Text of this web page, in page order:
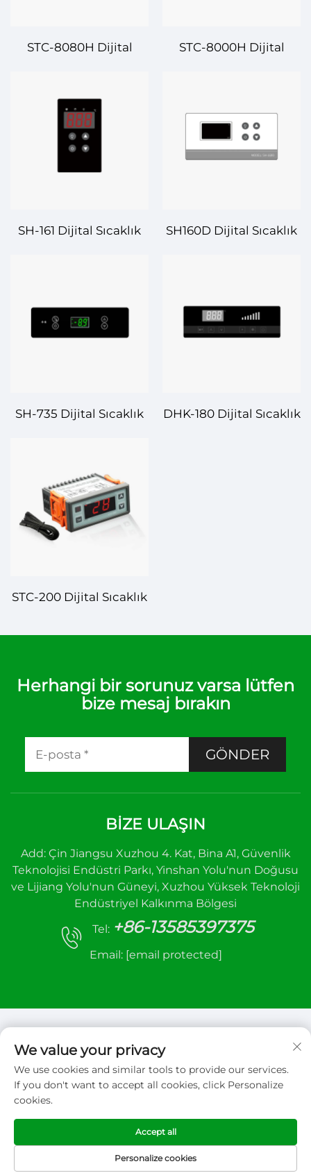
STC-8080H Dijital
için Gelişmiş Sıcaklık
Kontrolü
STC-8000H Dijital
Uygulamaları için
Gelişmiş Sıcaklık
Kontrolü
SH-161 Dijital Sıcaklık
Sıcaklık Düzenlemesi
SH160D Dijital Sıcaklık
Hassasiyet ve
Güvenilirlik
SH-735 Dijital Sıcaklık
Kontrolü Çözümü
DHK-180 Dijital Sıcaklık
STC-200 Dijital Sıcaklık
Uygulamalar için
Yönetimi
Herhangi bir sorunuz varsa lütfen
bize mesaj bırakın
GÖNDER
BIZE ULAŞIN
Add: Çin Jiangsu Xuzhou 4. Kat, Bina A1, Güvenlik
Teknolojisi Endüstri Parkı, Yinshan Yolu'nun Doğusu
ve Lijiang Yolu'nun Güneyi, Xuzhou Yüksek Teknoloji
Endüstriyel Kalkınma Bölgesi
Tel: +86-13585397375
Email: [email protected]
Telif hakkı © 2026 Xuzhou sanhe automatic
control equipment Co.,LTD. Tüm hakları saklıdır
We value your privacy
We use cookies and similar tools to provide our services.
If you don't want to accept all cookies, click Personalize
cookies.
Personalize cookies
Accept all